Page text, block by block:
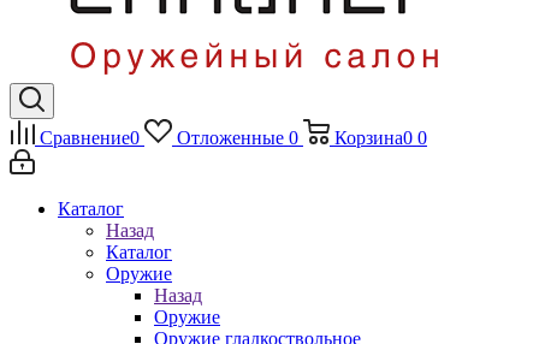
Сравнение0 Отложенные 0 Корзина0 0
Каталог
Назад
Каталог
Оружие
Назад
Оружие
Оружие гладкоствольное